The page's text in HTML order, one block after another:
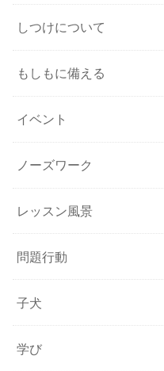
しつけについて
もしもに備える
イベント
ノーズワーク
レッスン風景
問題行動
子犬
学び